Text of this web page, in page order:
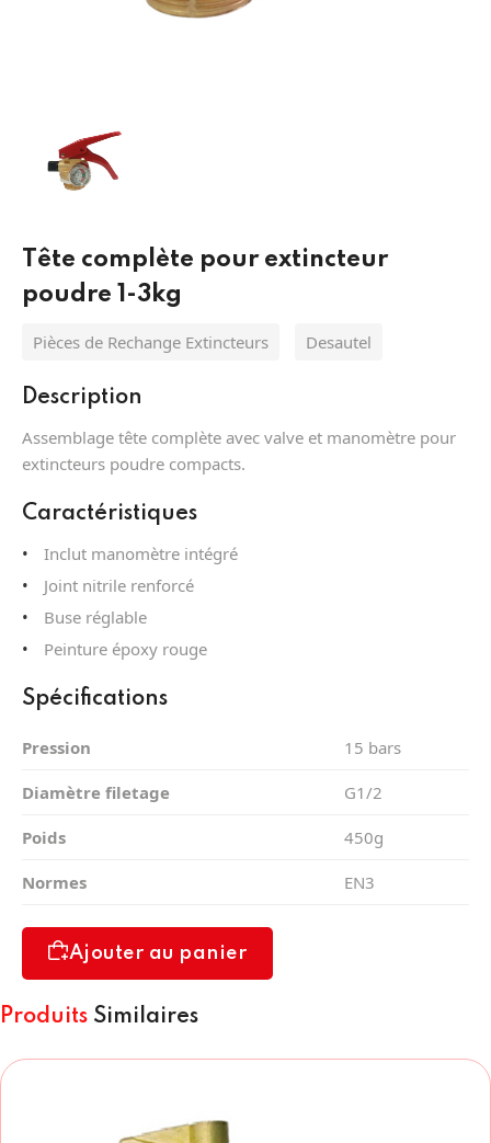
Tuyaux incendie
Vetement sapeur pompier
Appareils respiratoires filtrants MSA
Batteries et torche
Hydraulique
Désenfumage
Détection
Tête complète pour extincteur
poudre 1-3kg
Pièces de Rechange Extincteurs Desautel
Description
Assemblage tête complète avec valve et manomètre pour
extincteurs poudre compacts.
Caractéristiques
Inclut manomètre intégré
Joint nitrile renforcé
Buse réglable
Peinture époxy rouge
Spécifications
Pression 15 bars
Diamètre filetage G1/2
Poids 450g
Normes EN3
Ajouter au panier
Produits Similaires